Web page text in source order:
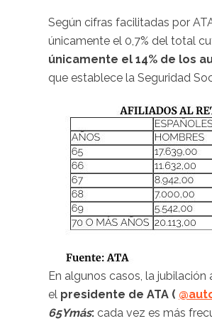
Según cifras facilitadas por
únicamente el 0,7% del total
únicamente el 14% de los
que establece la Seguridad
En algunos casos, la
el presidente de ATA (
65Ymás: cada vez es más